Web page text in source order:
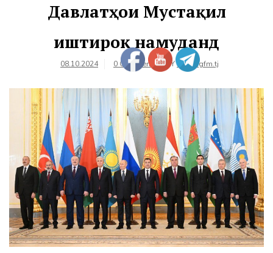
Давлатҳои Мустақил
иштирок намуданд
08.10.2024 0 Comments BYfarhangfm.tj